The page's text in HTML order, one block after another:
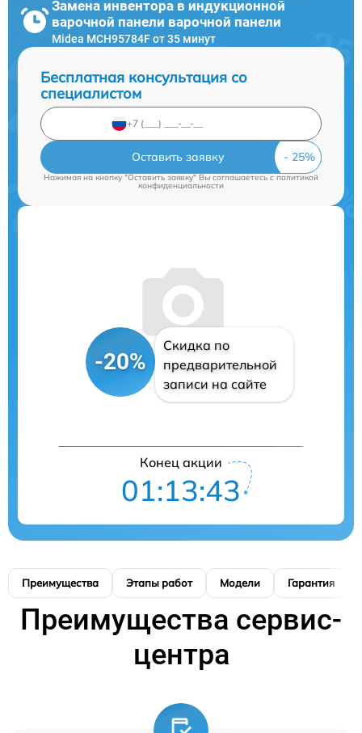
Замена инвентора в индукционной
варочной панели варочной панели
Midea MCH95784F от 35 минут
Бесплатная консультация со
специалистом
Оставить заявку
Нажимая на кнопку "Оставить заявку" Вы соглашаетесь cполитикой
конфиденциальности
-20%
Скидка по
предварительной
записи на сайте
Конец акции
01:13:42
Преимущества Этапы работ Модели Гарантия
Преимущества сервис-
центра